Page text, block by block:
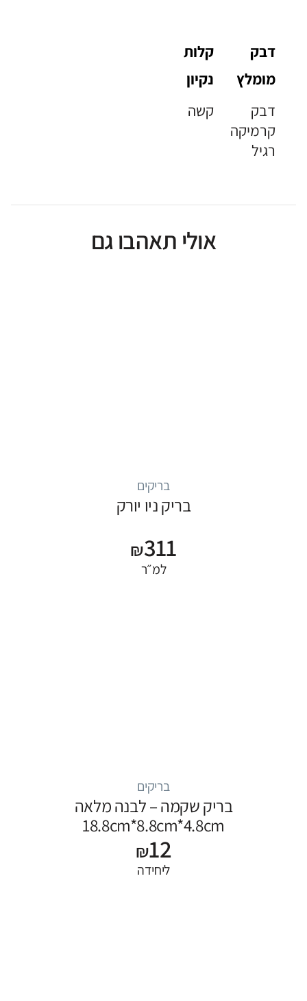
דבק
מומלץ
דבק
קרמיקה
רגיל
קלות
נקיון
קשה
אולי תאהבו גם
בריקים
בריק ניו יורק
₪311
למ״ר
בריקים
בריק שקמה – לבנה מלאה
18.8cm*8.8cm*4.8cm
₪12
ליחידה